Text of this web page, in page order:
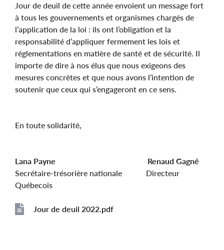
Jour de deuil de cette année envoient un message fort
à tous les gouvernements et organismes chargés de
l’application de la loi : ils ont l’obligation et la
responsabilité d’appliquer fermement les lois et
réglementations en matière de santé et de sécurité. Il
importe de dire à nos élus que nous exigeons des
mesures concrètes et que nous avons l’intention de
soutenir que ceux qui s’engageront en ce sens.
En toute solidarité,
Lana Payne Renaud Gagné
Secrétaire-trésorière nationale Directeur
Québecois
Jour de deuil 2022.pdf